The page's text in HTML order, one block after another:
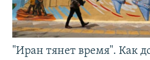
"Иран тянет время". Как